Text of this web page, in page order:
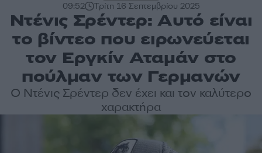
09:52 Τρίτη 16 Σεπτεμβρίου 2025
Ντένις Σρέντερ: Αυτό είναι
το βίντεο που ειρωνεύεται
τον Εργκίν Αταμάν στο
πούλμαν των Γερμανών
Ο Ντένις Σρέντερ δεν έχει και τον καλύτερο
χαρακτήρα